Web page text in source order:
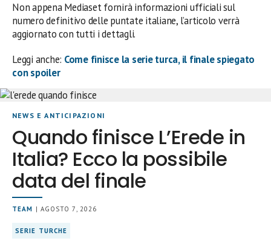
Non appena Mediaset fornirà informazioni ufficiali sul
numero definitivo delle puntate italiane, l’articolo verrà
aggiornato con tutti i dettagli.
Leggi anche: Come finisce la serie turca, il finale spiegato
con spoiler
NEWS E ANTICIPAZIONI
Quando finisce L’Erede in
Italia? Ecco la possibile
data del finale
TEAM | AGOSTO 7, 2026
SERIE TURCHE